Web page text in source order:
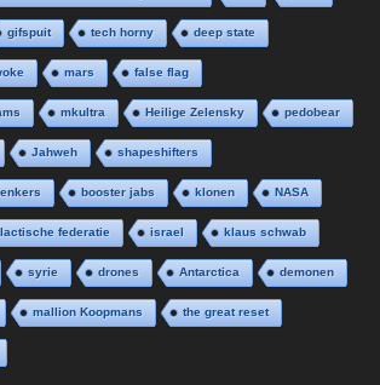
gifspuit tech horny deep state
mars false flag
mkultra Heilige Zelensky pedobear
Jahweh shapeshifters
booster jabs klonen NASA
federatie israel klaus schwab
syrie drones Antarctica demonen
mallion Koopmans the great reset